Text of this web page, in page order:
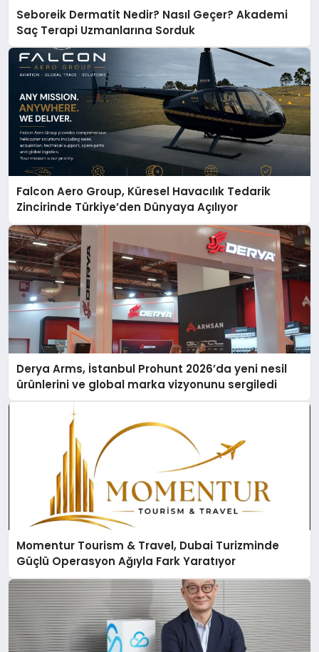
Seboreik Dermatit Nedir? Nasıl Geçer? Akademi
Saç Terapi Uzmanlarına Sorduk
Falcon Aero Group, Küresel Havacılık Tedarik
Zincirinde Türkiye’den Dünyaya Açılıyor
Derya Arms, İstanbul Prohunt 2026’da yeni nesil
ürünlerini ve global marka vizyonunu sergiledi
Momentur Tourism & Travel, Dubai Turizminde
Güçlü Operasyon Ağıyla Fark Yaratıyor